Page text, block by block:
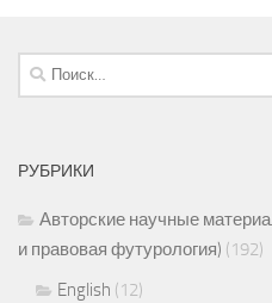
Найти:
РУБРИКИ
Авторские научные
и правовая футурология) (192)
English (12)